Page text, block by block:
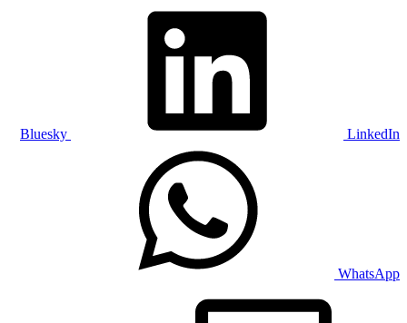
Bluesky LinkedIn
WhatsApp